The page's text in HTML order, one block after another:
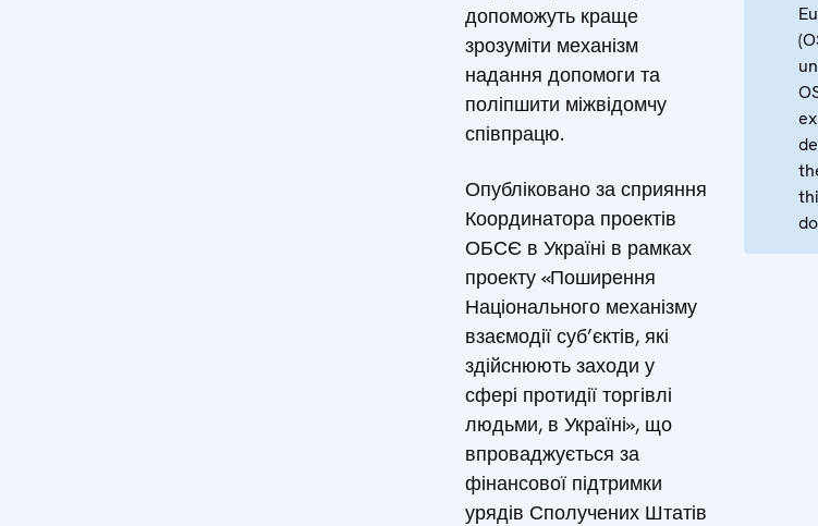
допоможуть краще
зрозуміти механізм
надання допомоги та
поліпшити міжвідомчу
співпрацю.
Опубліковано за сприяння
Координатора проектів
ОБСЄ в Україні в рамках
проекту «Поширення
Національного механізму
взаємодії суб’єктів, які
здійснюють заходи у
сфері протидії торгівлі
людьми, в Україні», що
впроваджується за
фінансової підтримки
урядів Сполучених Штатів